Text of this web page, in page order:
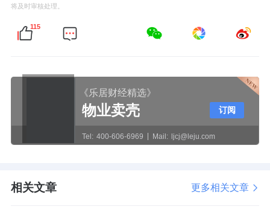
将及时审核处理。
115
《乐居财经精选》
物业卖壳
Tel: 400-606-6969 Mail: ljcj@leju.com
订阅
相关文章 更多相关文章